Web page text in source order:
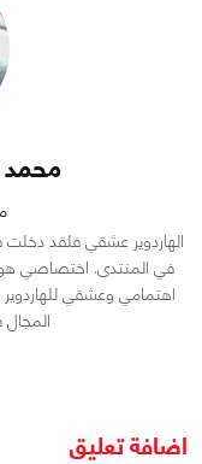
في المنتدى. اختصاصي هو
اهتمامي وعشقي
اضافة تعليق